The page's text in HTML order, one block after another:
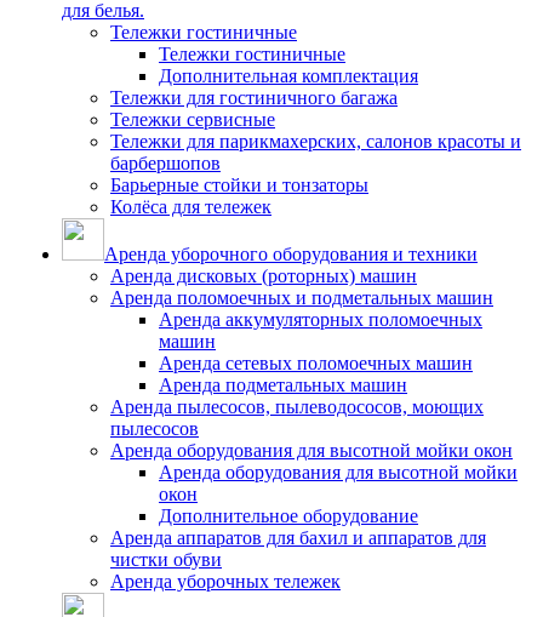
для белья.
Тележки гостиничные
Тележки гостиничные
Дополнительная комплектация
Тележки для гостиничного багажа
Тележки сервисные
Тележки для парикмахерских, салонов красоты и
барбершопов
Барьерные стойки и тонзаторы
Колёса для тележек
Аренда уборочного оборудования и техники
Аренда дисковых (роторных) машин
Аренда поломоечных и подметальных машин
Аренда аккумуляторных поломоечных
машин
Аренда сетевых поломоечных машин
Аренда подметальных машин
Аренда пылесосов, пылеводососов, моющих
пылесосов
Аренда оборудования для высотной мойки окон
Аренда оборудования для высотной мойки
окон
Дополнительное оборудование
Аренда аппаратов для бахил и аппаратов для
чистки обуви
Аренда уборочных тележек